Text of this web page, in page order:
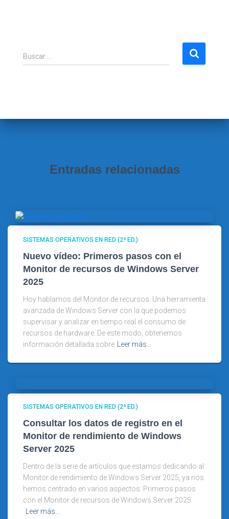
B
u
:
Buscar …
Entradas relacionadas
SISTEMAS OPERATIVOS EN RED (2ª ED.)
Nuevo vídeo: Primeros pasos con el
Monitor de recursos de Windows Server
2025
Hoy hablamos del Monitor de recursos. Una herramienta
avanzada de Windows Server con la que podemos
supervisar y analizar en tiempo real el consumo de
recursos de hardware. De este modo, obtenemos
información detallada sobre
Leer más…
SISTEMAS OPERATIVOS EN RED (2ª ED.)
Consultar los datos de registro en el
Monitor de rendimiento de Windows
Server 2025
Dentro de la serie de artículos que estamos dedicando al
Monitor de rendimiento de Windows Server 2025, ya nos
hemos centrado en varios aspectos: Primeros pasos
con el Monitor de recursos de Windows Server 2025.
Leer más…